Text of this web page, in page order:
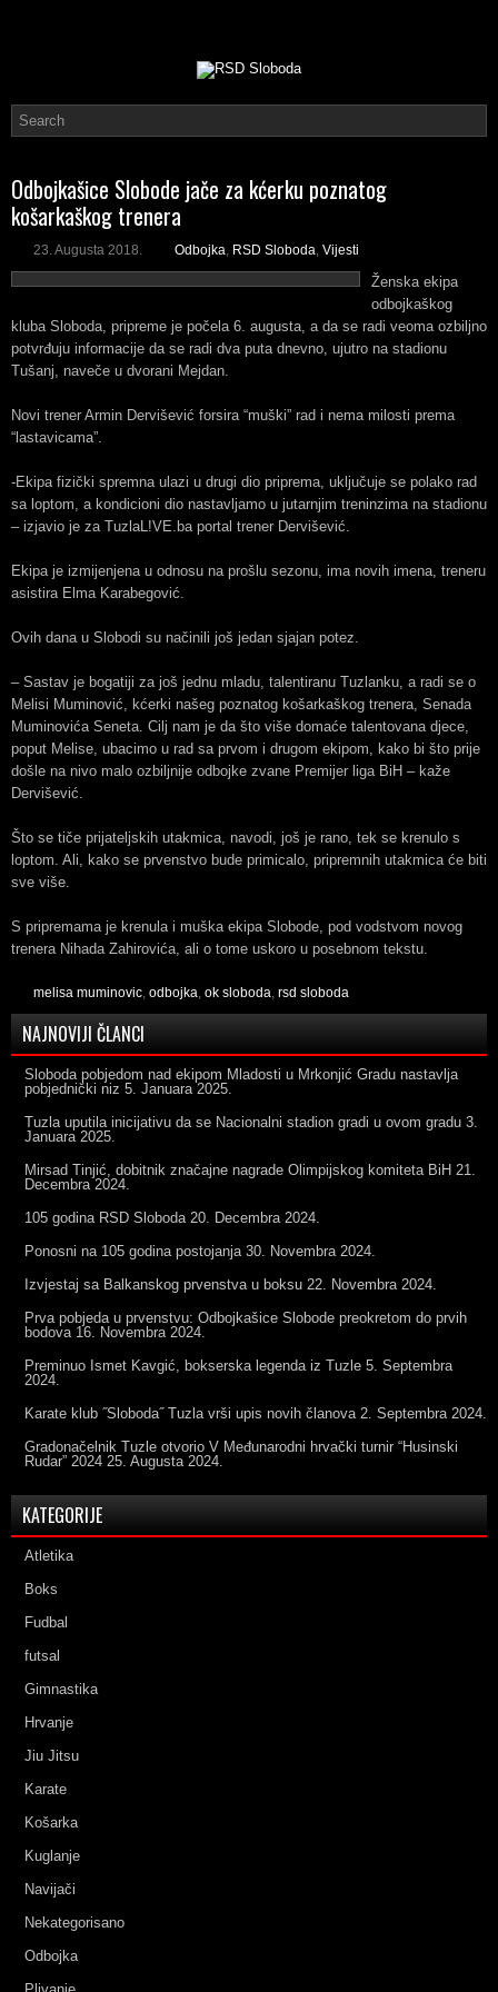
Odbojkašice Slobode jače za kćerku poznatog
košarkaškog trenera
23. Augusta 2018. Odbojka, RSD Sloboda, Vijesti
Ženska ekipa
odbojkaškog
kluba Sloboda, pripreme je počela 6. augusta, a da se radi veoma ozbiljno
potvrđuju informacije da se radi dva puta dnevno, ujutro na stadionu
Tušanj, naveče u dvorani Mejdan.
Novi trener Armin Dervišević forsira “muški” rad i nema milosti prema
“lastavicama”.
-Ekipa fizički spremna ulazi u drugi dio priprema, uključuje se polako rad
sa loptom, a kondicioni dio nastavljamo u jutarnjim treninzima na stadionu
– izjavio je za TuzlaL!VE.ba portal trener Dervišević.
Ekipa je izmijenjena u odnosu na prošlu sezonu, ima novih imena, treneru
asistira Elma Karabegović.
Ovih dana u Slobodi su načinili još jedan sjajan potez.
– Sastav je bogatiji za još jednu mladu, talentiranu Tuzlanku, a radi se o
Melisi Muminović, kćerki našeg poznatog košarkaškog trenera, Senada
Muminovića Seneta. Cilj nam je da što više domaće talentovana djece,
poput Melise, ubacimo u rad sa prvom i drugom ekipom, kako bi što prije
došle na nivo malo ozbiljnije odbojke zvane Premijer liga BiH – kaže
Dervišević.
Što se tiče prijateljskih utakmica, navodi, još je rano, tek se krenulo s
loptom. Ali, kako se prvenstvo bude primicalo, pripremnih utakmica će biti
sve više.
S pripremama je krenula i muška ekipa Slobode, pod vodstvom novog
trenera Nihada Zahirovića, ali o tome uskoro u posebnom tekstu.
melisa muminovic, odbojka, ok sloboda, rsd sloboda
NAJNOVIJI ČLANCI
Sloboda pobjedom nad ekipom Mladosti u Mrkonjić Gradu nastavlja
pobjednički niz 5. Januara 2025.
Tuzla uputila inicijativu da se Nacionalni stadion gradi u ovom gradu 3.
Januara 2025.
Mirsad Tinjić, dobitnik značajne nagrade Olimpijskog komiteta BiH 21.
Decembra 2024.
105 godina RSD Sloboda 20. Decembra 2024.
Ponosni na 105 godina postojanja 30. Novembra 2024.
Izvjestaj sa Balkanskog prvenstva u boksu 22. Novembra 2024.
Prva pobjeda u prvenstvu: Odbojkašice Slobode preokretom do prvih
bodova 16. Novembra 2024.
Preminuo Ismet Kavgić, bokserska legenda iz Tuzle 5. Septembra
2024.
Karate klub ˝Sloboda˝ Tuzla vrši upis novih članova 2. Septembra 2024.
Gradonačelnik Tuzle otvorio V Međunarodni hrvački turnir “Husinski
Rudar” 2024 25. Augusta 2024.
KATEGORIJE
Atletika
Boks
Fudbal
futsal
Gimnastika
Hrvanje
Jiu Jitsu
Karate
Košarka
Kuglanje
Navijači
Nekategorisano
Odbojka